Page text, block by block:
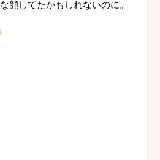
顔してたかもしれないのに。